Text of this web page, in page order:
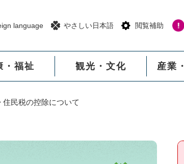
language やさしい日本語 閲覧補助
・福祉 観光・文化 産業
住民税の控除について